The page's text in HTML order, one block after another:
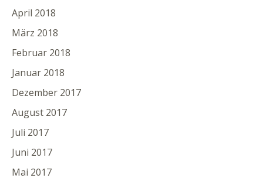
April 2018
März 2018
Februar 2018
Januar 2018
Dezember 2017
August 2017
Juli 2017
Juni 2017
Mai 2017